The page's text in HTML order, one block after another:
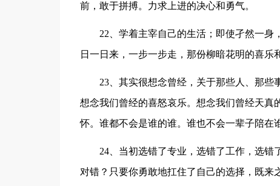
前，敢于拼搏。力求上进的决心和勇气。
22、学着主宰自己的生活；即使孑然一
日一日来，一步一步走，那份柳暗花明的喜乐
23、其实很想念曾经，关于那些人、那些
想念我们曾经的喜怒哀乐。想念我们曾经天真
怀。谁都不会是谁的谁。谁也不会一辈子陪在
24、当初选错了专业，选错了工作，选
对错？只要你勇敢地扛住了自己的选择，既